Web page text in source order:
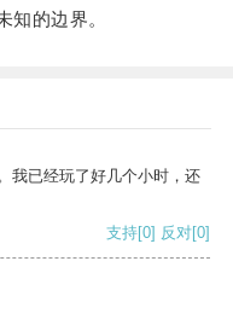
的边界。
我已经玩了好几个小时，还
支持[0] 反对[0]